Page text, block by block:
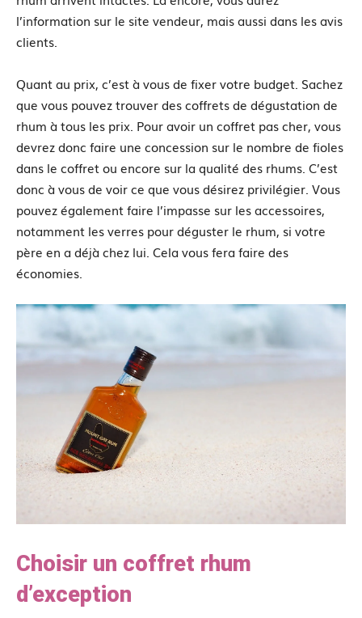
l’information sur le site vendeur, mais aussi dans les avis
clients.
Quant au prix, c’est à vous de fixer votre budget. Sachez
que vous pouvez trouver des coffrets de dégustation de
rhum à tous les prix. Pour avoir un coffret pas cher, vous
devrez donc faire une concession sur le nombre de fioles
dans le coffret ou encore sur la qualité des rhums. C’est
donc à vous de voir ce que vous désirez privilégier. Vous
pouvez également faire l’impasse sur les accessoires,
notamment les verres pour déguster le rhum, si votre
père en a déjà chez lui. Cela vous fera faire des
économies.
Choisir un coffret rhum
d’exception